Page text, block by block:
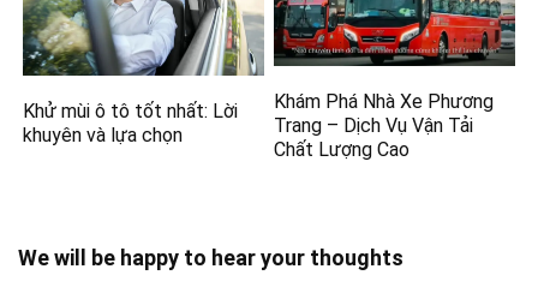
Khử mùi ô tô tốt nhất: Lời
khuyên và lựa chọn
Khám Phá Nhà Xe Phương
Trang – Dịch Vụ Vận Tải
Chất Lượng Cao
We will be happy to hear your thoughts